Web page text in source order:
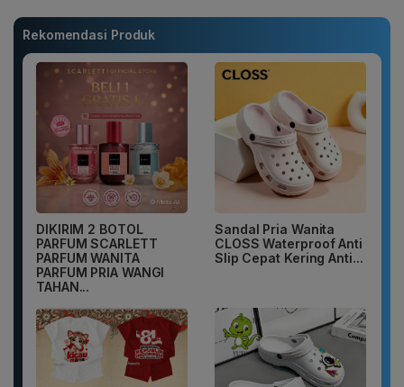
Rekomendasi Produk
DIKIRIM 2 BOTOL
PARFUM SCARLETT
PARFUM WANITA
PARFUM PRIA WANGI
TAHAN...
Sandal Pria Wanita
CLOSS Waterproof Anti
Slip Cepat Kering Anti...